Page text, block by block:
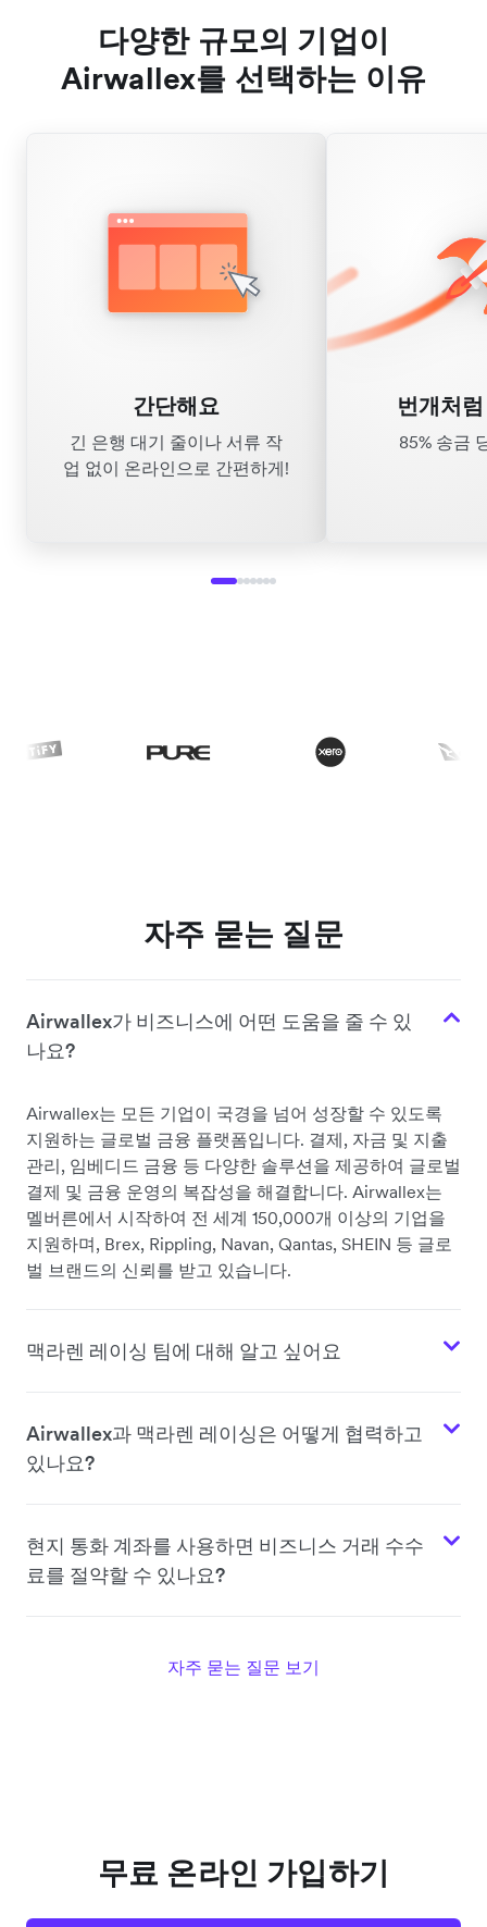
다양한 규모의 기업이
Airwallex를 선택하는 이유
간단해요
긴 은행 대기 줄이나 서류 작
업 없이 온라인으로 간편하게!
번개처
85% 송금
자주 묻는 질문
Airwallex가 비즈니스에 어떤 도움을 줄 수 있
나요?
Airwallex는 모든 기업이 국경을 넘어 성장할 수 있도록
지원하는 글로벌 금융 플랫폼입니다. 결제, 자금 및 지출
관리, 임베디드 금융 등 다양한 솔루션을 제공하여 글로벌
결제 및 금융 운영의 복잡성을 해결합니다. Airwallex는
멜버른에서 시작하여 전 세계 150,000개 이상의 기업을
지원하며, Brex, Rippling, Navan, Qantas, SHEIN 등 글로
벌 브랜드의 신뢰를 받고 있습니다.
맥라렌 레이싱 팀에 대해 알고 싶어요
Airwallex과 맥라렌 레이싱은 어떻게 협력하고
있나요?
현지 통화 계좌를 사용하면 비즈니스 거래 수수
료를 절약할 수 있나요?
자주 묻는 질문 보기
무료 온라인 가입하기